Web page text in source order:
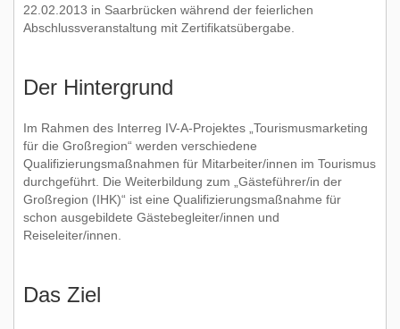
PRIMUM CASTELLUM
Interessante Links
Lehrgang Gästeführer/innen der Großregion
Zur Qualität
Impressum
22.02.2013 in Saarbrücken während der feierlichen
Abschlussveranstaltung mit Zertifikatsübergabe.
Der Hintergrund
Im Rahmen des Interreg IV-A-Projektes „Tourismusmarketing
für die Großregion“ werden verschiedene
Qualifizierungsmaßnahmen für Mitarbeiter/innen im Tourismus
durchgeführt. Die Weiterbildung zum „Gästeführer/in der
Großregion (IHK)“ ist eine Qualifizierungsmaßnahme für
schon ausgebildete Gästebegleiter/innen und
Reiseleiter/innen.
Das Ziel